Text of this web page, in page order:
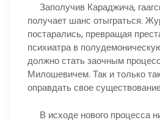
Заполучив Караджича,
получает шанс отыграться.
постарались, превращая
психиатра в
должно стать заочным
Милошевичем. Так и только
оправдать свое
В исходе нового процесса